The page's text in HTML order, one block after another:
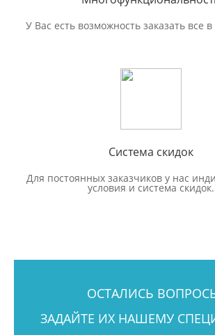
У Вас есть возможность заказать все
Система скидок
Для постоянных заказчиков у нас
условия и система скидок.
ОСТАЛИСЬ
ЗАДАЙТЕ ИХ НАШЕМУ